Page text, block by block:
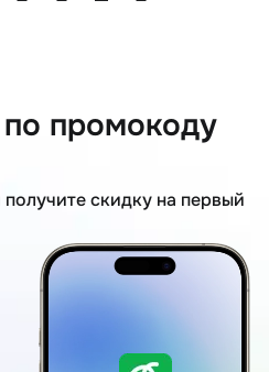
промокоду
скидку на первый